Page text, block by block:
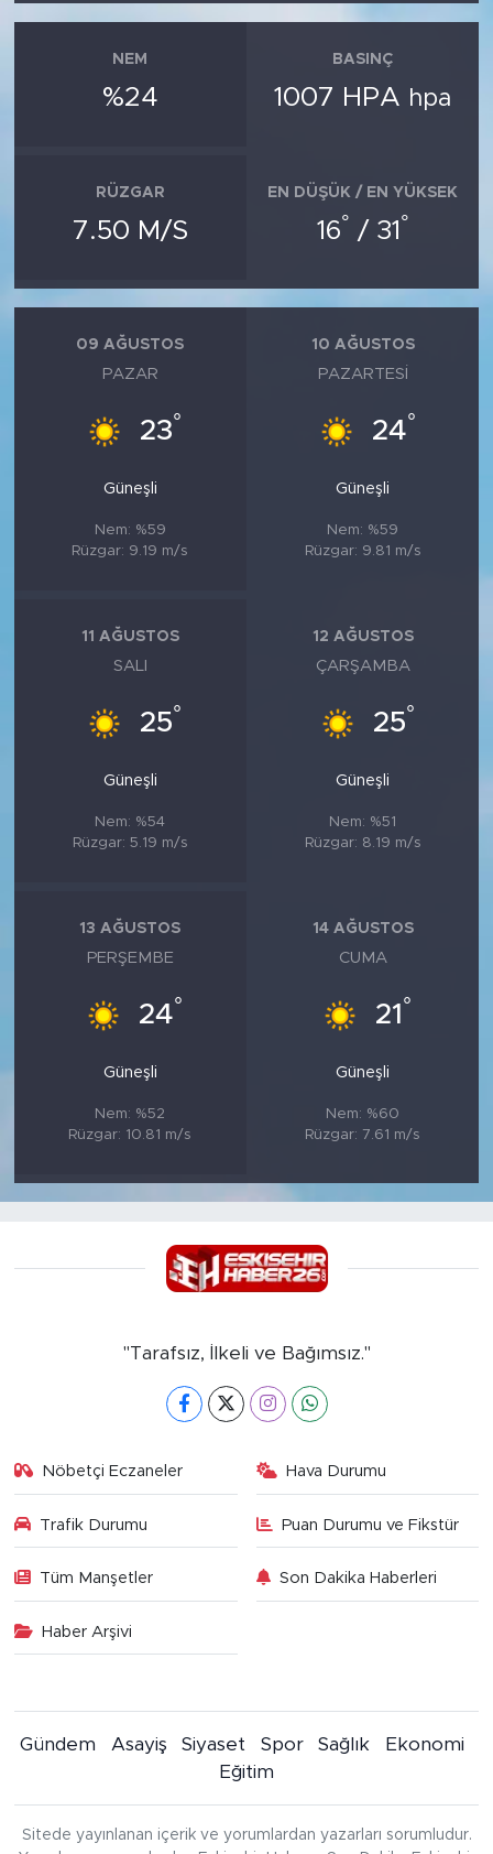
NEM
%24
BASINÇ
1007 HPA hpa
RÜZGAR
7.50 M/S
EN DÜŞÜK / EN YÜKSEK
16° / 31 °
09 AĞUSTOS
PAZAR
23°
Güneşli
Nem: %59
Rüzgar: 9.19 m/s
10 AĞUSTOS
PAZARTESI
24°
Güneşli
Nem: %59
Rüzgar: 9.81 m/s
11 AĞUSTOS
SALI
25°
Güneşli
Nem: %54
Rüzgar: 5.19 m/s
12 AĞUSTOS
ÇARŞAMBA
25°
Güneşli
Nem: %51
Rüzgar: 8.19 m/s
13 AĞUSTOS
PERŞEMBE
24°
Güneşli
Nem: %52
Rüzgar: 10.81 m/s
14 AĞUSTOS
CUMA
21 °
Güneşli
Nem: %60
Rüzgar: 7.61 m/s
"Tarafsız, İlkeli ve Bağımsız."
Nöbetçi Eczaneler Hava Durumu
Trafik Durumu Puan Durumu ve Fikstür
Tüm Manşetler Son Dakika Haberleri
Haber Arşivi
Gündem Asayiş Siyaset Spor Sağlık
Ekonomi
Eğitim
Sitede yayınlanan içerik ve yorumlardan yazarları sorumludur.